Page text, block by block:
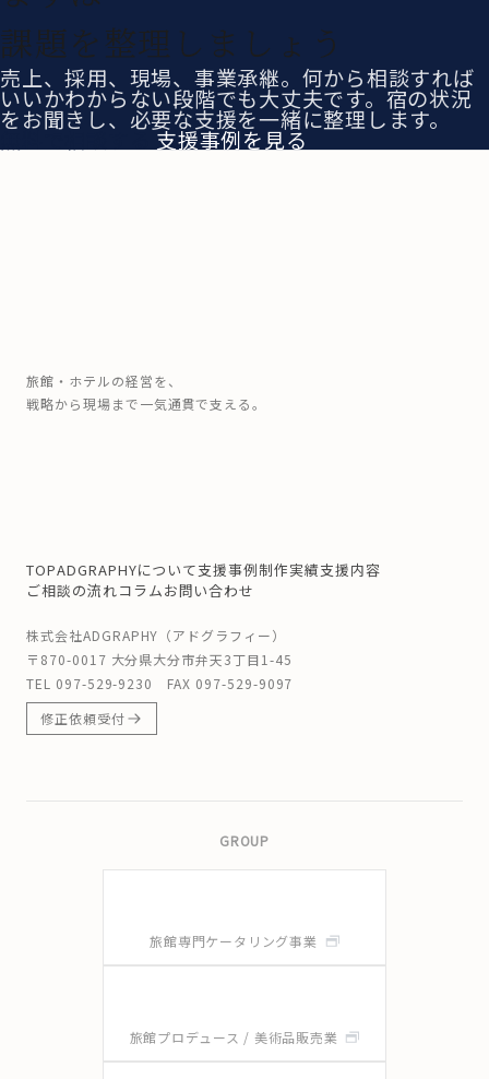
課題を整理しましょう
売上、採用、現場、事業承継。何から相談すれば
いいかわからない段階でも大丈夫です。宿の状況
をお聞きし、必要な支援を一緒に整理します。
無料で相談する 支援事例を見る
旅館・ホテルの経営を、
戦略から現場まで一気通貫で支える。
TOPADGRAPHYについて支援事例制作実績支援内容
ご相談の流れコラムお問い合わせ
株式会社ADGRAPHY（アドグラフィー）
〒870-0017 大分県大分市弁天3丁目1-45
TEL 097-529-9230
FAX 097-529-9097
修正依頼受付
GROUP
旅館専門ケータリング事業
旅館プロデュース / 美術品販売業